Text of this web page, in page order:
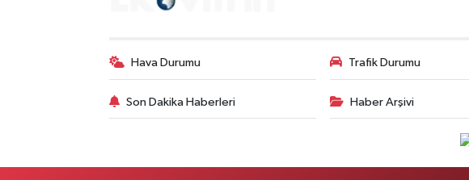
Hava Durumu Trafik Durumu
Son Dakika Haberleri Haber Arşivi